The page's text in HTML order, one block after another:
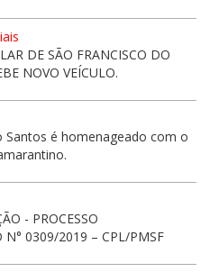
DE SÃO FRANCISCO DO
NOVO VEÍCULO.
Santos é homenageado com o
- PROCESSO
N° 0309/2019 – CPL/PMSF